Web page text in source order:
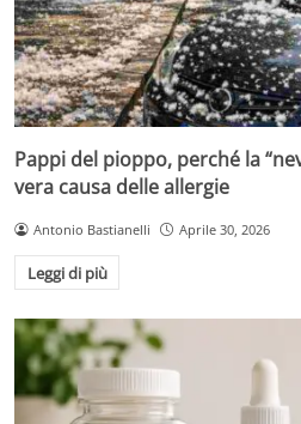
Pappi del pioppo, perché la
vera causa delle allergie
Antonio Bastianelli Aprile 30, 2026
Leggi di più